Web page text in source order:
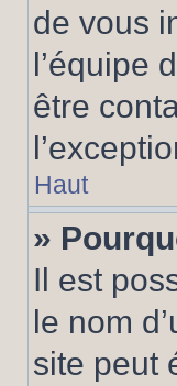
de vous
l’équipe
être
Haut
»
Il est
le nom
site peut